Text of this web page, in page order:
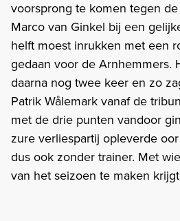
voorsprong te komen tegen
Marco van Ginkel bij een
helft moest inrukken met een
gedaan voor de Arnhemmers.
daarna nog twee keer en zo
Patrik Wålemark vanaf de
met de drie punten vandoor
zure verliespartij opleverde
dus ook zonder trainer. Met
van het seizoen te maken